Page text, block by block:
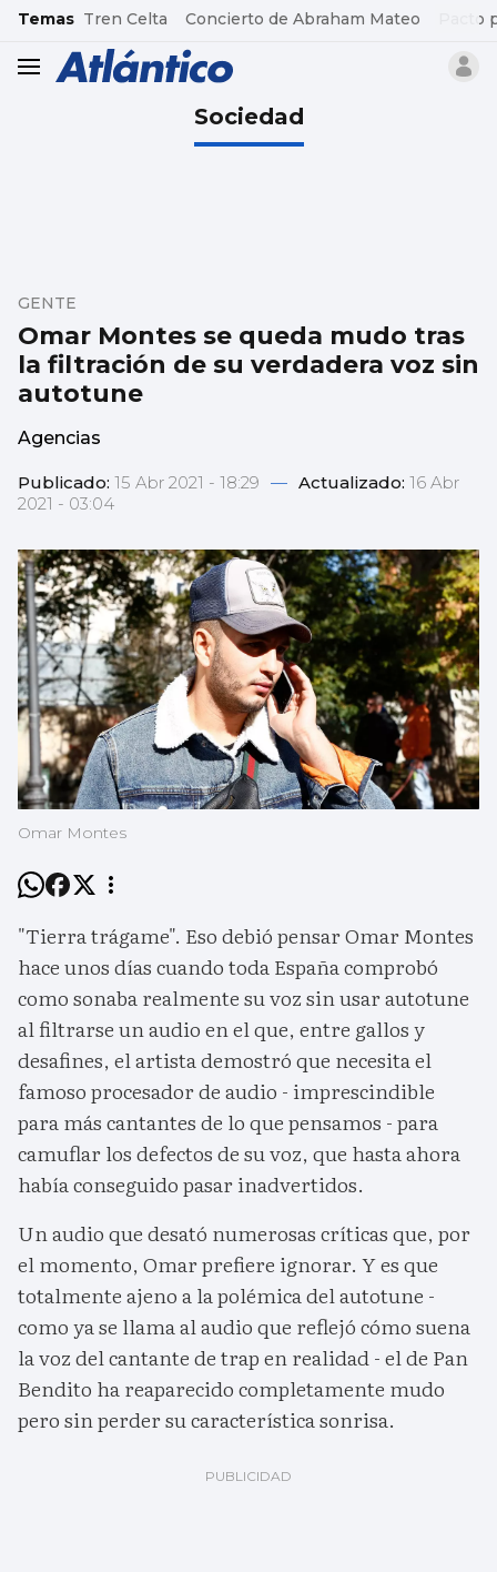
common.go-to-content
Temas Tren Celta Concierto de Abraham Mateo Pacto
header.menu.open
Sociedad
Omar Montes se queda mudo tras
la filtración de su verdadera voz sin
autotune
GENTE
Agencias
Publicado: 15 Abr 2021 - 18:29 — Actualizado: 16 Abr
2021 - 03:04
Omar Montes
"Tierra trágame". Eso debió pensar Omar Montes
hace unos días cuando toda España comprobó
como sonaba realmente su voz sin usar autotune
al filtrarse un audio en el que, entre gallos y
desafines, el artista demostró que necesita el
famoso procesador de audio - imprescindible
para más cantantes de lo que pensamos - para
camuflar los defectos de su voz, que hasta ahora
había conseguido pasar inadvertidos.
Un audio que desató numerosas críticas que, por
el momento, Omar prefiere ignorar. Y es que
totalmente ajeno a la polémica del autotune -
como ya se llama al audio que reflejó cómo suena
la voz del cantante de trap en realidad - el de Pan
Bendito ha reaparecido completamente mudo
pero sin perder su característica sonrisa.